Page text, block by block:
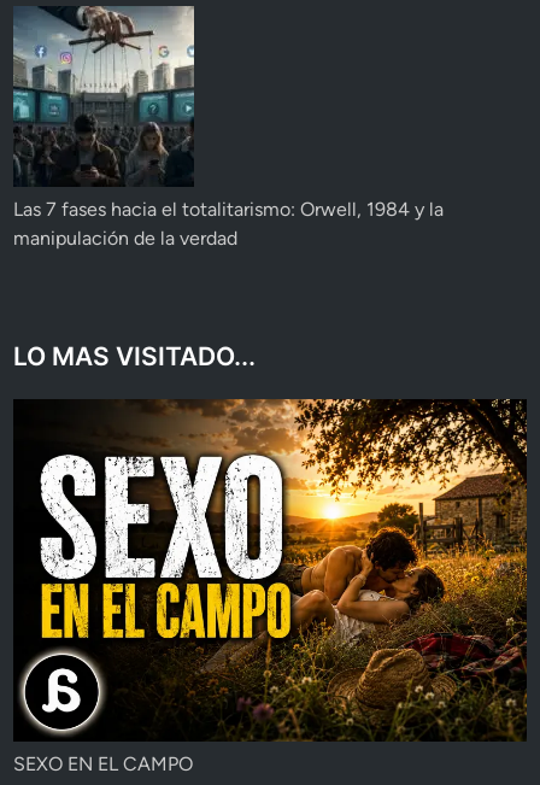
Las 7 fases hacia el totalitarismo: Orwell, 1984 y la
manipulación de la verdad
LO MAS VISITADO...
SEXO EN EL CAMPO